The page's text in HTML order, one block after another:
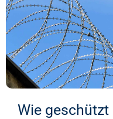
Wie geschützt